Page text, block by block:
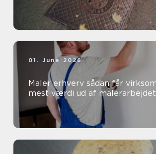
01. June 2026
Maler erhverv sådan får virksomheder
mest værdi ud af malerarbejdet